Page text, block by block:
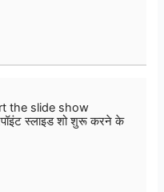
the slide show
स्लाइड शो शुरू करने के